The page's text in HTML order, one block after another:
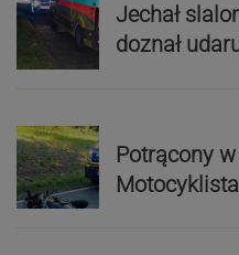
Jechał
doznał
Potrącony